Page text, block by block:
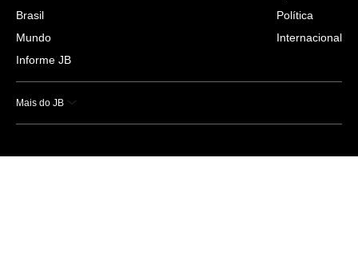
Brasil
Mundo
Informe JB
Política
Internacional
Mais do JB
Esportes